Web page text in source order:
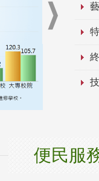
便民服